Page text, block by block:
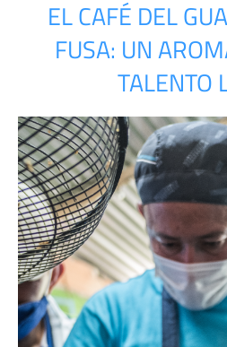
EL CAFÉ DEL
FUSA: UN
TALENTO